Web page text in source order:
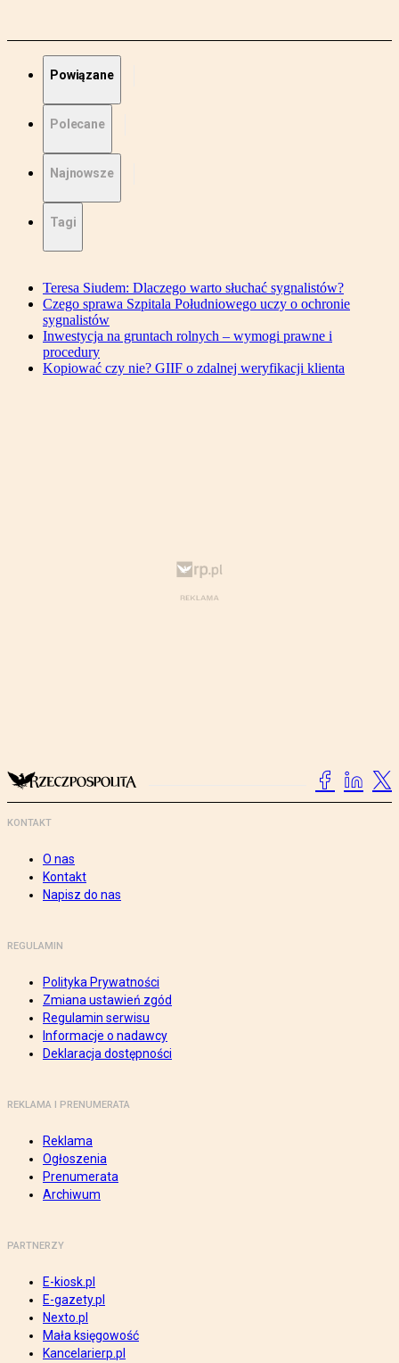
Powiązane
Polecane
Najnowsze
Tagi
Teresa Siudem: Dlaczego warto słuchać sygnalistów?
Czego sprawa Szpitala Południowego uczy o ochronie
sygnalistów
Inwestycja na gruntach rolnych – wymogi prawne i
procedury
Kopiować czy nie? GIIF o zdalnej weryfikacji klienta
KONTAKT
O nas
Kontakt
Napisz do nas
REGULAMIN
Polityka Prywatności
Zmiana ustawień zgód
Regulamin serwisu
Informacje o nadawcy
Deklaracja dostępności
REKLAMA I PRENUMERATA
Reklama
Ogłoszenia
Prenumerata
Archiwum
PARTNERZY
E-kiosk.pl
E-gazety.pl
Nexto.pl
Mała księgowość
Kancelarierp.pl